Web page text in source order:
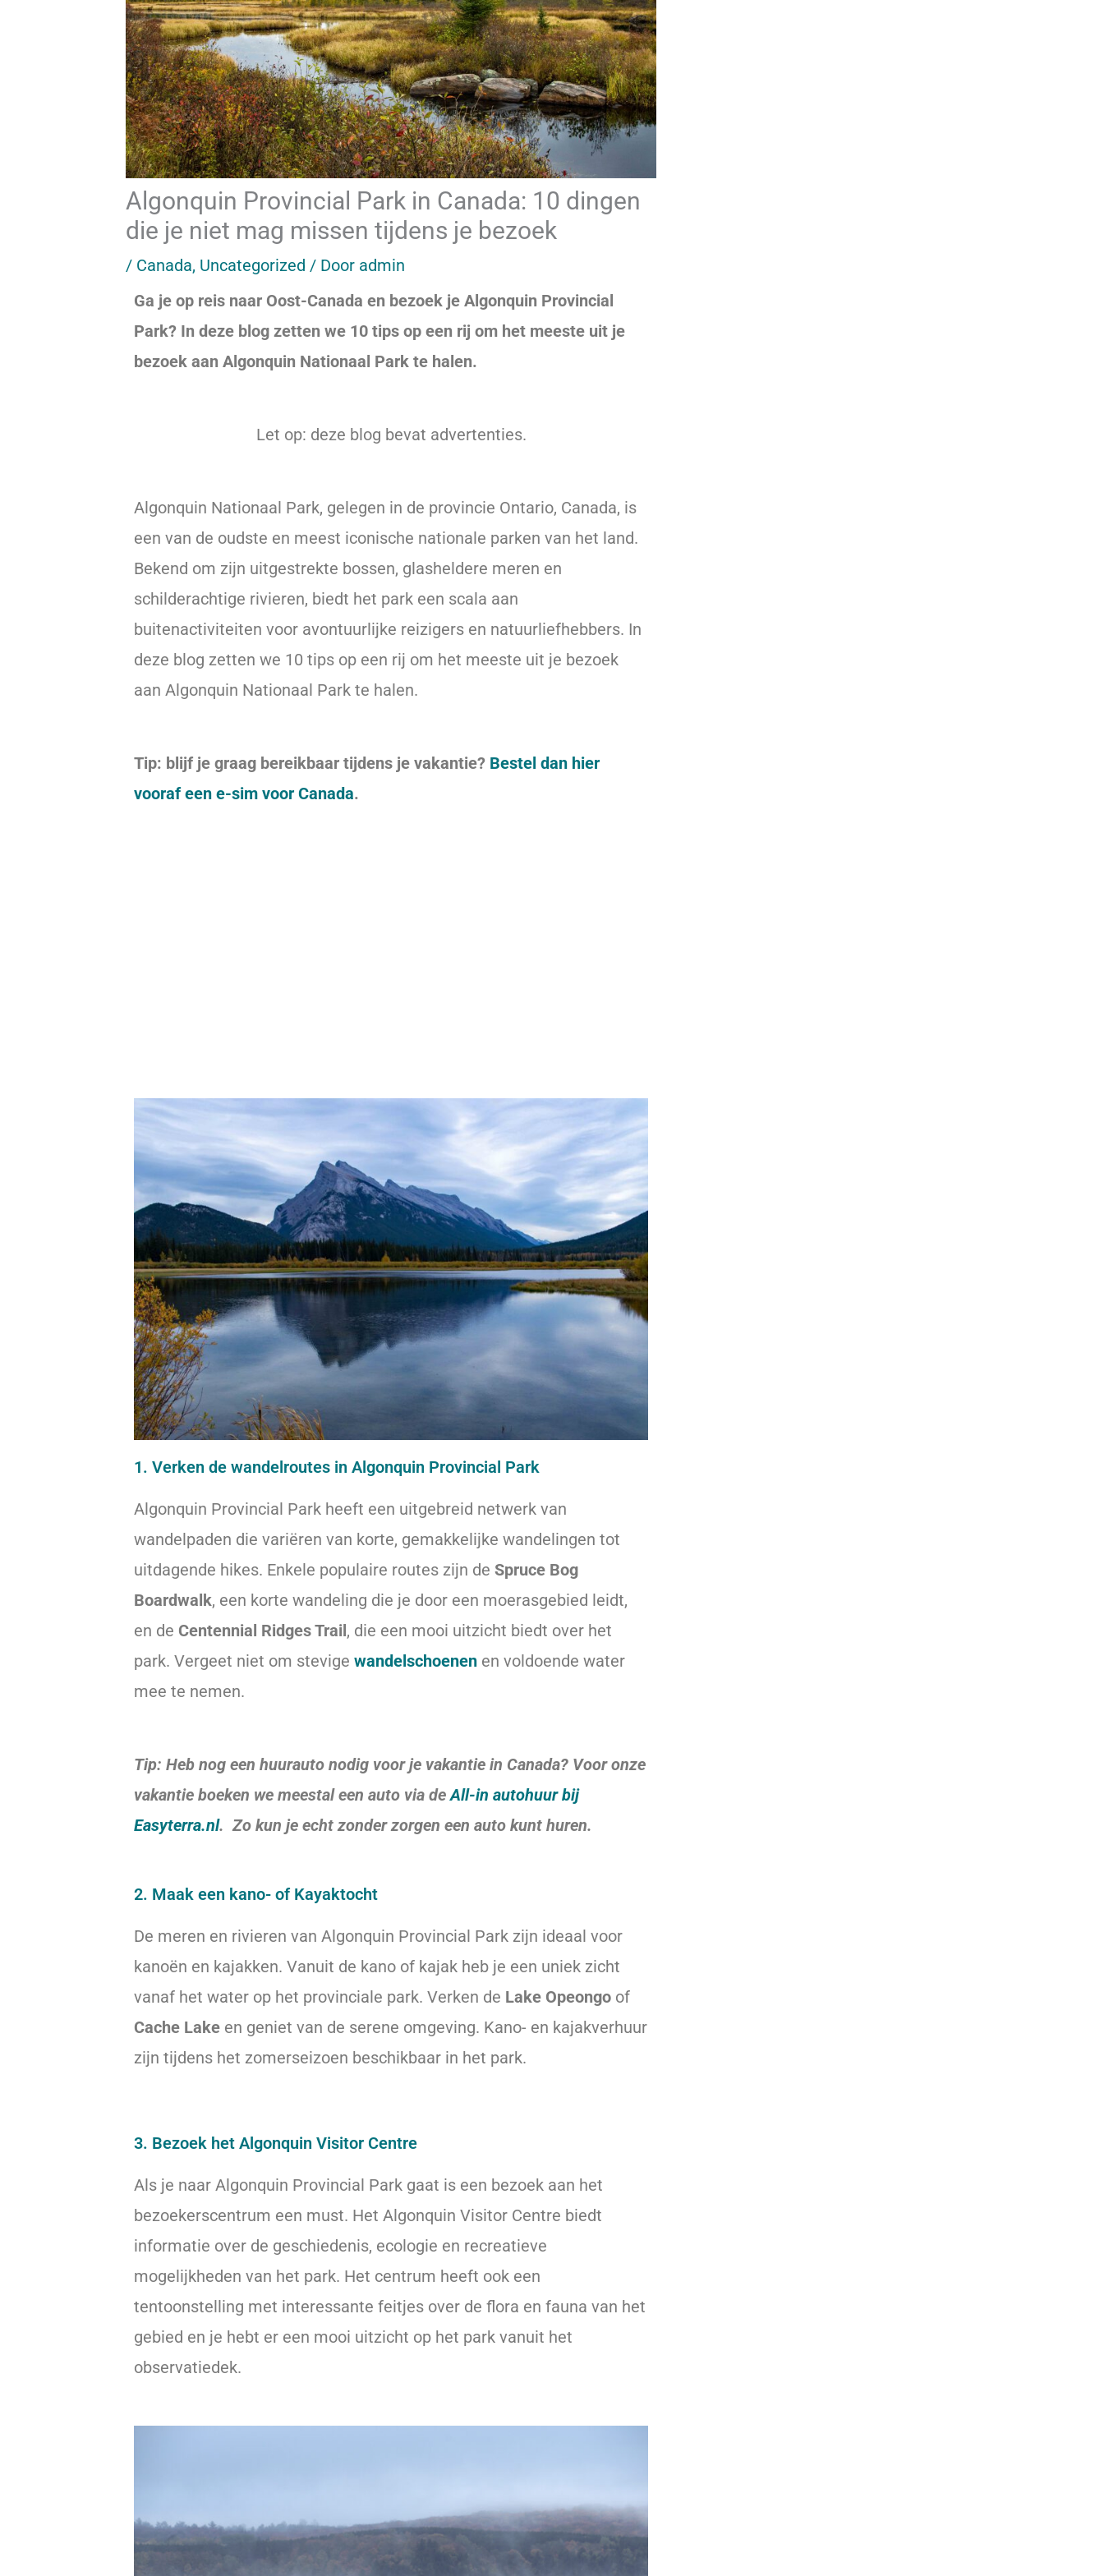
Algonquin Provincial Park in Canada: 10 dingen
die je niet mag missen tijdens je bezoek
/ Canada, Uncategorized / Door admin
Ga je op reis naar Oost-Canada en bezoek je Algonquin Provincial
Park? In deze blog zetten we 10 tips op een rij om het meeste uit je
bezoek aan Algonquin Nationaal Park te halen.
Let op: deze blog bevat advertenties.
Algonquin Nationaal Park, gelegen in de provincie Ontario, Canada, is
een van de oudste en meest iconische nationale parken van het land.
Bekend om zijn uitgestrekte bossen, glasheldere meren en
schilderachtige rivieren, biedt het park een scala aan
buitenactiviteiten voor avontuurlijke reizigers en natuurliefhebbers. In
deze blog zetten we 10 tips op een rij om het meeste uit je bezoek
aan Algonquin Nationaal Park te halen.
Tip: blijf je graag bereikbaar tijdens je vakantie? Bestel dan hier
vooraf een e-sim voor Canada.
1. Verken de wandelroutes in Algonquin Provincial Park
Algonquin Provincial Park heeft een uitgebreid netwerk van
wandelpaden die variëren van korte, gemakkelijke wandelingen tot
uitdagende hikes. Enkele populaire routes zijn deSpruce Bog
Boardwalk, een korte wandeling die je door een moerasgebied leidt,
en de Centennial Ridges Trail, die een mooi uitzicht biedt over het
park. Vergeet niet om stevigewandelschoenen en voldoende water
mee te nemen.
Tip: Heb nog een huurauto nodig voor je vakantie in Canada? Voor onze
vakantie boeken we meestal een auto via deAll-in autohuur bij
Easyterra.nl. Zo kun je echt zonder zorgen een auto kunt huren.
2. Maak een kano- of Kayaktocht
De meren en rivieren van Algonquin Provincial Park zijn ideaal voor
kanoën en kajakken. Vanuit de kano of kajak heb je een uniek zicht
vanaf het water op het provinciale park. Verken de Lake Opeongo of
Cache Lake en geniet van de serene omgeving. Kano- en kajakverhuur
zijn tijdens het zomerseizoen beschikbaar in het park.
3. Bezoek het Algonquin Visitor Centre
Als je naar Algonquin Provincial Park gaat is een bezoek aan het
bezoekerscentrum een must. Het Algonquin Visitor Centre biedt
informatie over de geschiedenis, ecologie en recreatieve
mogelijkheden van het park. Het centrum heeft ook een
tentoonstelling met interessante feitjes over de flora en fauna van het
gebied en je hebt er een mooi uitzicht op het park vanuit het
observatiedek.